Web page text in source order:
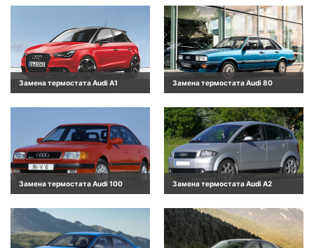
Замена термостата Audi A1 Замена термостата Audi 80
Замена термостата Audi 100 Замена термостата Audi A2